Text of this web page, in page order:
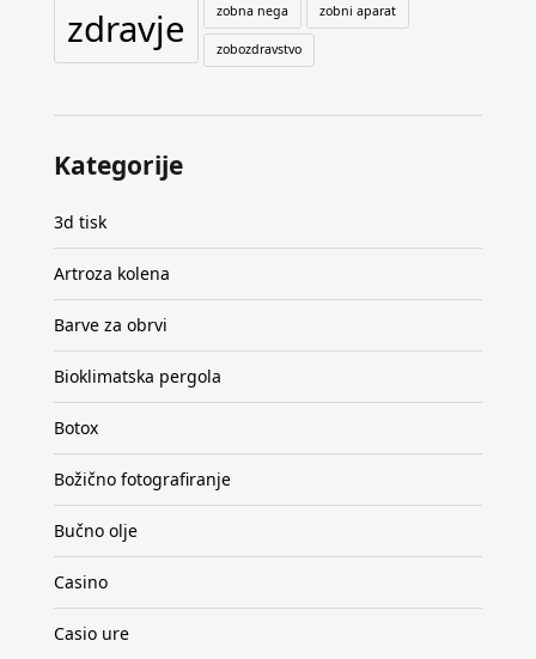
zdravje zobna nega zobni aparat
zobozdravstvo
Kategorije
3d tisk
Artroza kolena
Barve za obrvi
Bioklimatska pergola
Botox
Božično fotografiranje
Bučno olje
Casino
Casio ure